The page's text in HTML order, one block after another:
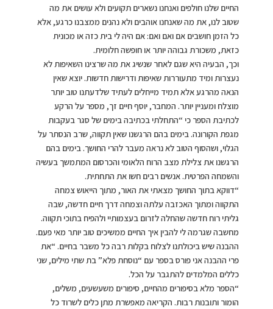
החיים שלנו חולפים ואנחנו נשארים תקועים ולא עושים את מה
שטוב לנו, את מה שאנחנו אוהבים ולא נהנים ממצבנו כרגע, אלא
כל הזמן חושבים אם ואם ואם: אם היה לי בית כזה או מכונית
כזאת, משכורת גבוהה יותר או חופשה חלומית.
וכך, הבעיה היא שגם לאחר שנשיג את מה שרצינו השאיפות לא
נעצרות ומיד מתעוררות שאיפות ודרישות חדשות. יוצא שאין
הנאה מהרגע אלא תמיד מייחלים לעתיד שלדעתנו טוב יותר
מוצלח ומעניין יותר. המחבר, יוסף חיים זך, מספר על הרקע
לכתיבת הספר כי “התחלתי בכתיבה בימים של סגר בעקבות
מגפת הקורונה. בימים בהם הרגשנו שאין תקווה, שרב הנסתר על
הגלוי, ושהסוף הטוב לא נראה מעבר להרי החושך. בימים בהם
הרגשנו את צלילת מצב הרוח הלאומי והכרסום המתמשך בעשיה
והשמחה הפרטית. אנשים רבים חשו את התחתית.
“דווקא בתוך החושך מצאתי את האור, מתוך הייאוש צמחה
התקווה ומתוך האכזבה עלתה וצמחה דרך חיים חדשה, שבה
גליתי רוח חדשה שהחלה לזרום בעצמותיי ולהפיח בתוכי תקווה.
מחשבה שגרמה לי להבין איך החיים ממשיכים טוב יותר מאי פעם.
ההבנה שיש ביכולתנו לצלוח בקלות רבה כל משבר בחיים. “את
פרי ההבנה אני פורס בספר עם “נוסחת פלא” בת שתי מילים, שני
כללים המלמדים להתגבר על הכל.
“הספר מלא בסיפורים מהחיים, סיפורים משעשעים, משלים,
הומור ותובנות רבות. הקריאה מאפשרת מתן כלים לשרוד כל